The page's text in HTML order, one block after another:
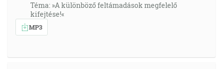
Téma: »A különböző feltámadások megfelelő
kifejtése!«
MP3